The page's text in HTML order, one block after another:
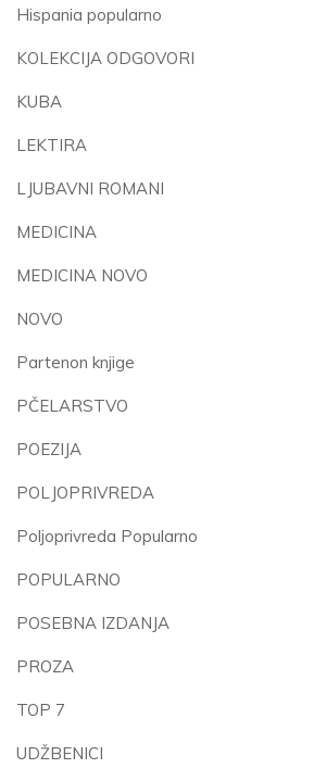
Hispania popularno
KOLEKCIJA ODGOVORI
KUBA
LEKTIRA
LJUBAVNI ROMANI
MEDICINA
MEDICINA NOVO
NOVO
Partenon knjige
PČELARSTVO
POEZIJA
POLJOPRIVREDA
Poljoprivreda Popularno
POPULARNO
POSEBNA IZDANJA
PROZA
TOP 7
UDŽBENICI